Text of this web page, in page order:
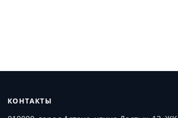
КОНТАКТЫ